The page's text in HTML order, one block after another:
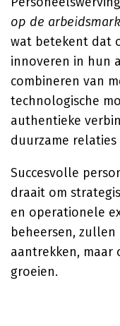
op de
wat betekent dat
innoveren in hun
combineren van
technologische
authentieke
duurzame
Succesvolle
draait om
en operationele
beheersen,
aantrekken, maar
groeien.